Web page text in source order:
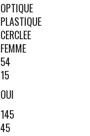
OPTIQUE
PLASTIQUE
CERCLEE
FEMME
54
15
OUI
145
45